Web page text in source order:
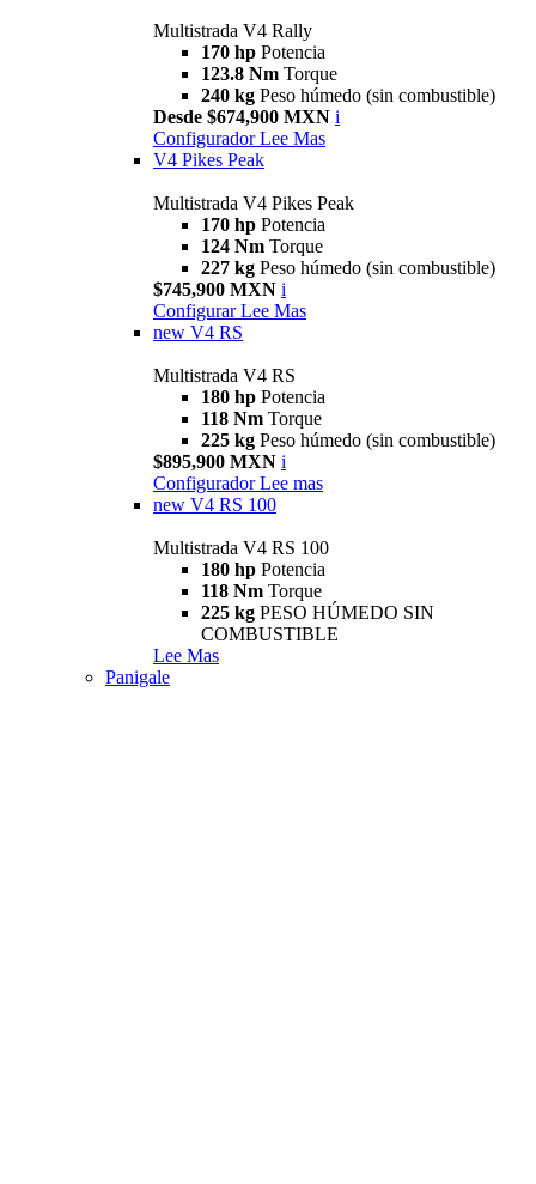
Multistrada V4 Rally
170 hp Potencia
123.8 Nm Torque
240 kg Peso húmedo (sin combustible)
Desde $674,900 MXN i
Configurador Lee Mas
V4 Pikes Peak
Multistrada V4 Pikes Peak
170 hp Potencia
124 Nm Torque
227 kg Peso húmedo (sin combustible)
$745,900 MXN i
Configurar Lee Mas
new V4 RS
Multistrada V4 RS
180 hp Potencia
118 Nm Torque
225 kg Peso húmedo (sin combustible)
$895,900 MXN i
Configurador Lee mas
new V4 RS 100
Multistrada V4 RS 100
180 hp Potencia
118 Nm Torque
225 kg PESO HÚMEDO SIN
COMBUSTIBLE
Lee Mas
Panigale